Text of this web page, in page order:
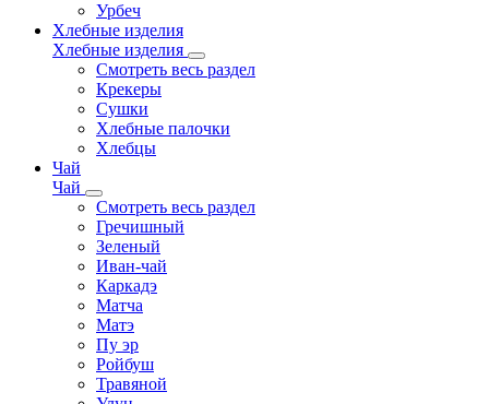
Урбеч
Хлебные изделия
Хлебные изделия
Смотреть весь раздел
Крекеры
Сушки
Хлебные палочки
Хлебцы
Чай
Чай
Смотреть весь раздел
Гречишный
Зеленый
Иван-чай
Каркадэ
Матча
Матэ
Пу эр
Ройбуш
Травяной